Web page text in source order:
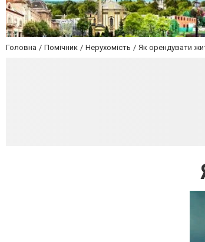
Головна Помічник Нерухомість Як орендувати